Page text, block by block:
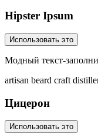
Hipster Ipsum
Использовать это
Модный текст-
artisan beard craft
Цицерон
Использовать это